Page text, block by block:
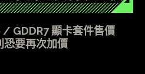
/ GDDR7 顯卡套件售價
恐要再次加價